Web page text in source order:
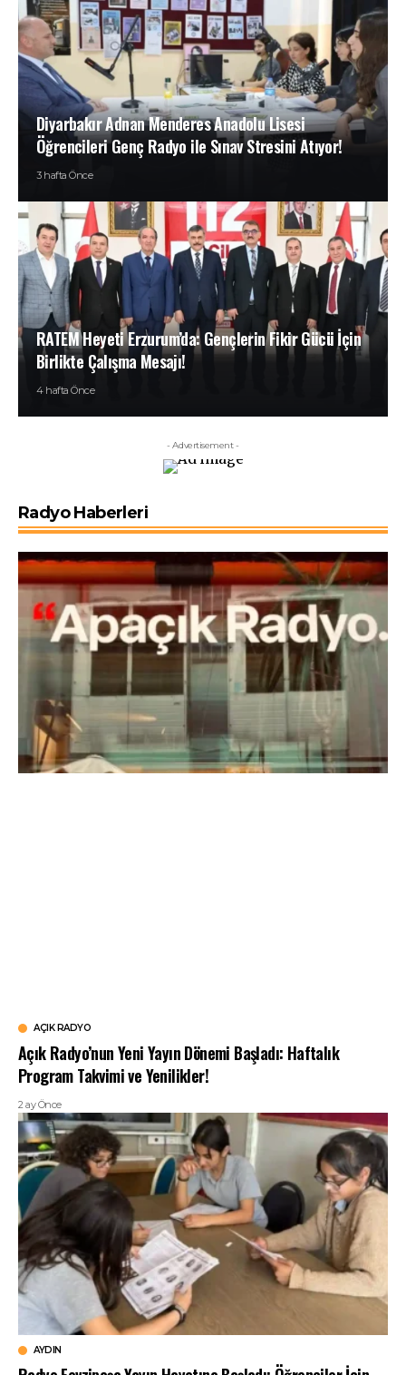
Diyarbakır Adnan Menderes Anadolu Lisesi
Öğrencileri Genç Radyo ile Sınav Stresini Atıyor!
3 hafta Önce
RATEM Heyeti Erzurum’da: Gençlerin Fikir Gücü İçin
Birlikte Çalışma Mesajı!
4 hafta Önce
- Advertisement -
Radyo Haberleri
AÇIK RADYO
Açık Radyo’nun Yeni Yayın Dönemi Başladı: Haftalık
Program Takvimi ve Yenilikler!
2 ay Önce
AYDIN